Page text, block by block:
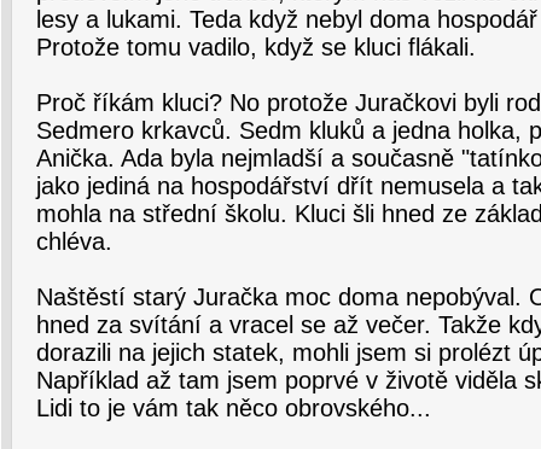
lesy a lukami. Teda když nebyl doma
Protože tomu vadilo, když se kluci flákali.
Proč říkám kluci? No protože Juračkovi byli
Sedmero krkavců. Sedm kluků a jedna holka,
Anička. Ada byla nejmladší a současně
jako jediná na hospodářství dřít nemusela a
mohla na střední školu. Kluci šli hned ze
chléva.
Naštěstí starý Juračka moc doma nepobýval.
hned za svítání a vracel se až večer. Takže
dorazili na jejich statek, mohli jsem si prolézt
Například až tam jsem poprvé v životě viděla
Lidi to je vám tak něco obrovského...